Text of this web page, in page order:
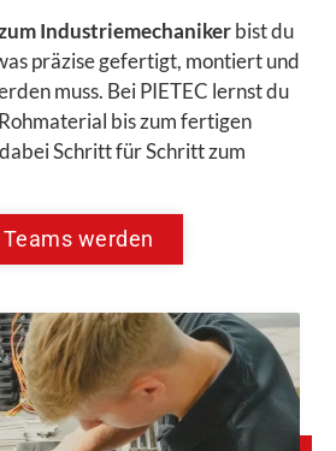
Industriemechanikerbist du
präzise gefertigt, montiert und
muss. Bei PIETEC lernst du
bis zum fertigen
Schritt für Schritt zum
werden